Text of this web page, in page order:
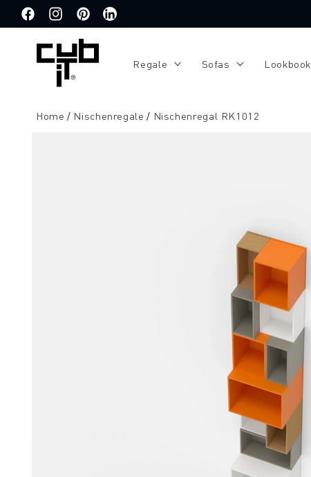
zum
Inhalt
FacebookInstagramPinterestTranslation
Regale Sofas Lookbook
Home Nischenregale Nischenregal RK1012